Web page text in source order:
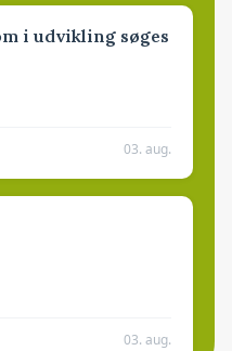
i udvikling søges
03. aug.
03. aug.